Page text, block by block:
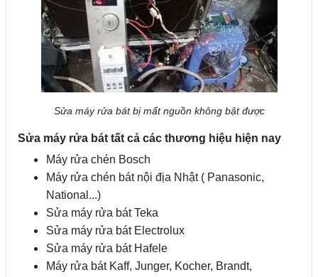
Sửa máy rửa bát bị mất nguồn không bật được
Sửa máy rửa bát tất cả các thương hiệu hiện nay
Máy rửa chén Bosch
Máy rửa chén bát nội địa Nhật ( Panasonic,
National...)
Sửa máy rửa bát Teka
Sửa máy rửa bát Electrolux
Sửa máy rửa bát Hafele
Máy rửa bát Kaff, Junger, Kocher, Brandt,